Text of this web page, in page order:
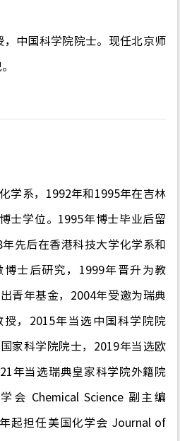
中国科学院院士。现任北京师
学系，1992年和1995年在吉林
士学位。1995年博士毕业后留
先后在香港科技大学化学系和
博士后研究，1999年晋升为教
青年基金，2004年受邀为瑞典
，2015年当选中国科学院院
家科学院院士，2019年当选欧
年当选瑞典皇家科学院外籍院
会 Chemical Science 副主编
年起担任美国化学会 Journal of